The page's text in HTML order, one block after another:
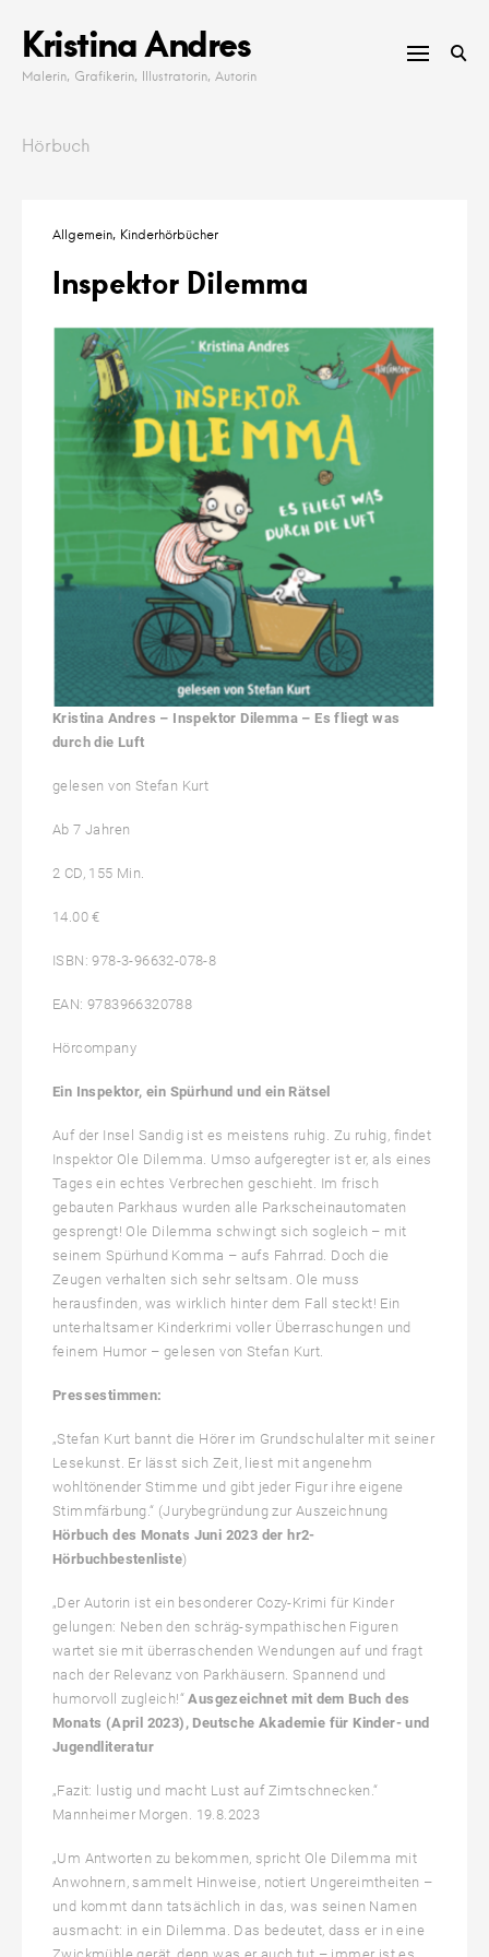
content
Kristina Andres
Malerin, Grafikerin, Illustratorin, Autorin
Hörbuch
Allgemein Kinderhörbücher
Inspektor Dilemma
Kristina Andres – Inspektor Dilemma – Es fliegt was
durch die Luft
gelesen von Stefan Kurt
Ab 7 Jahren
2 CD, 155 Min.
14.00 €
ISBN: 978-3-96632-078-8
EAN: 9783966320788
Hörcompany
Ein Inspektor, ein Spürhund und ein Rätsel
Auf der Insel Sandig ist es meistens ruhig. Zu ruhig, findet
Inspektor Ole Dilemma. Umso aufgeregter ist er, als eines
Tages ein echtes Verbrechen geschieht. Im frisch
gebauten Parkhaus wurden alle Parkscheinautomaten
gesprengt! Ole Dilemma schwingt sich sogleich – mit
seinem Spürhund Komma – aufs Fahrrad. Doch die
Zeugen verhalten sich sehr seltsam. Ole muss
herausfinden, was wirklich hinter dem Fall steckt! Ein
unterhaltsamer Kinderkrimi voller Überraschungen und
feinem Humor – gelesen von Stefan Kurt.
Pressestimmen:
„Stefan Kurt bannt die Hörer im Grundschulalter mit seiner
Lesekunst. Er lässt sich Zeit, liest mit angenehm
wohltönender Stimme und gibt jeder Figur ihre eigene
Stimmfärbung.“ (Jurybegründung zur Auszeichnung
Hörbuch des Monats Juni 2023 der hr2-
Hörbuchbestenliste)
„Der Autorin ist ein besonderer Cozy-Krimi für Kinder
gelungen: Neben den schräg-sympathischen Figuren
wartet sie mit überraschenden Wendungen auf und fragt
nach der Relevanz von Parkhäusern. Spannend und
humorvoll zugleich!“Ausgezeichnet mit dem Buch des
Monats (April 2023), Deutsche Akademie für Kinder- und
Jugendliteratur
„Fazit: lustig und macht Lust auf Zimtschnecken.“
Mannheimer Morgen. 19.8.2023
„Um Antworten zu bekommen, spricht Ole Dilemma mit
Anwohnern, sammelt Hinweise, notiert Ungereimtheiten –
und kommt dann tatsächlich in das, was seinen Namen
ausmacht: in ein Dilemma. Das bedeutet, dass er in eine